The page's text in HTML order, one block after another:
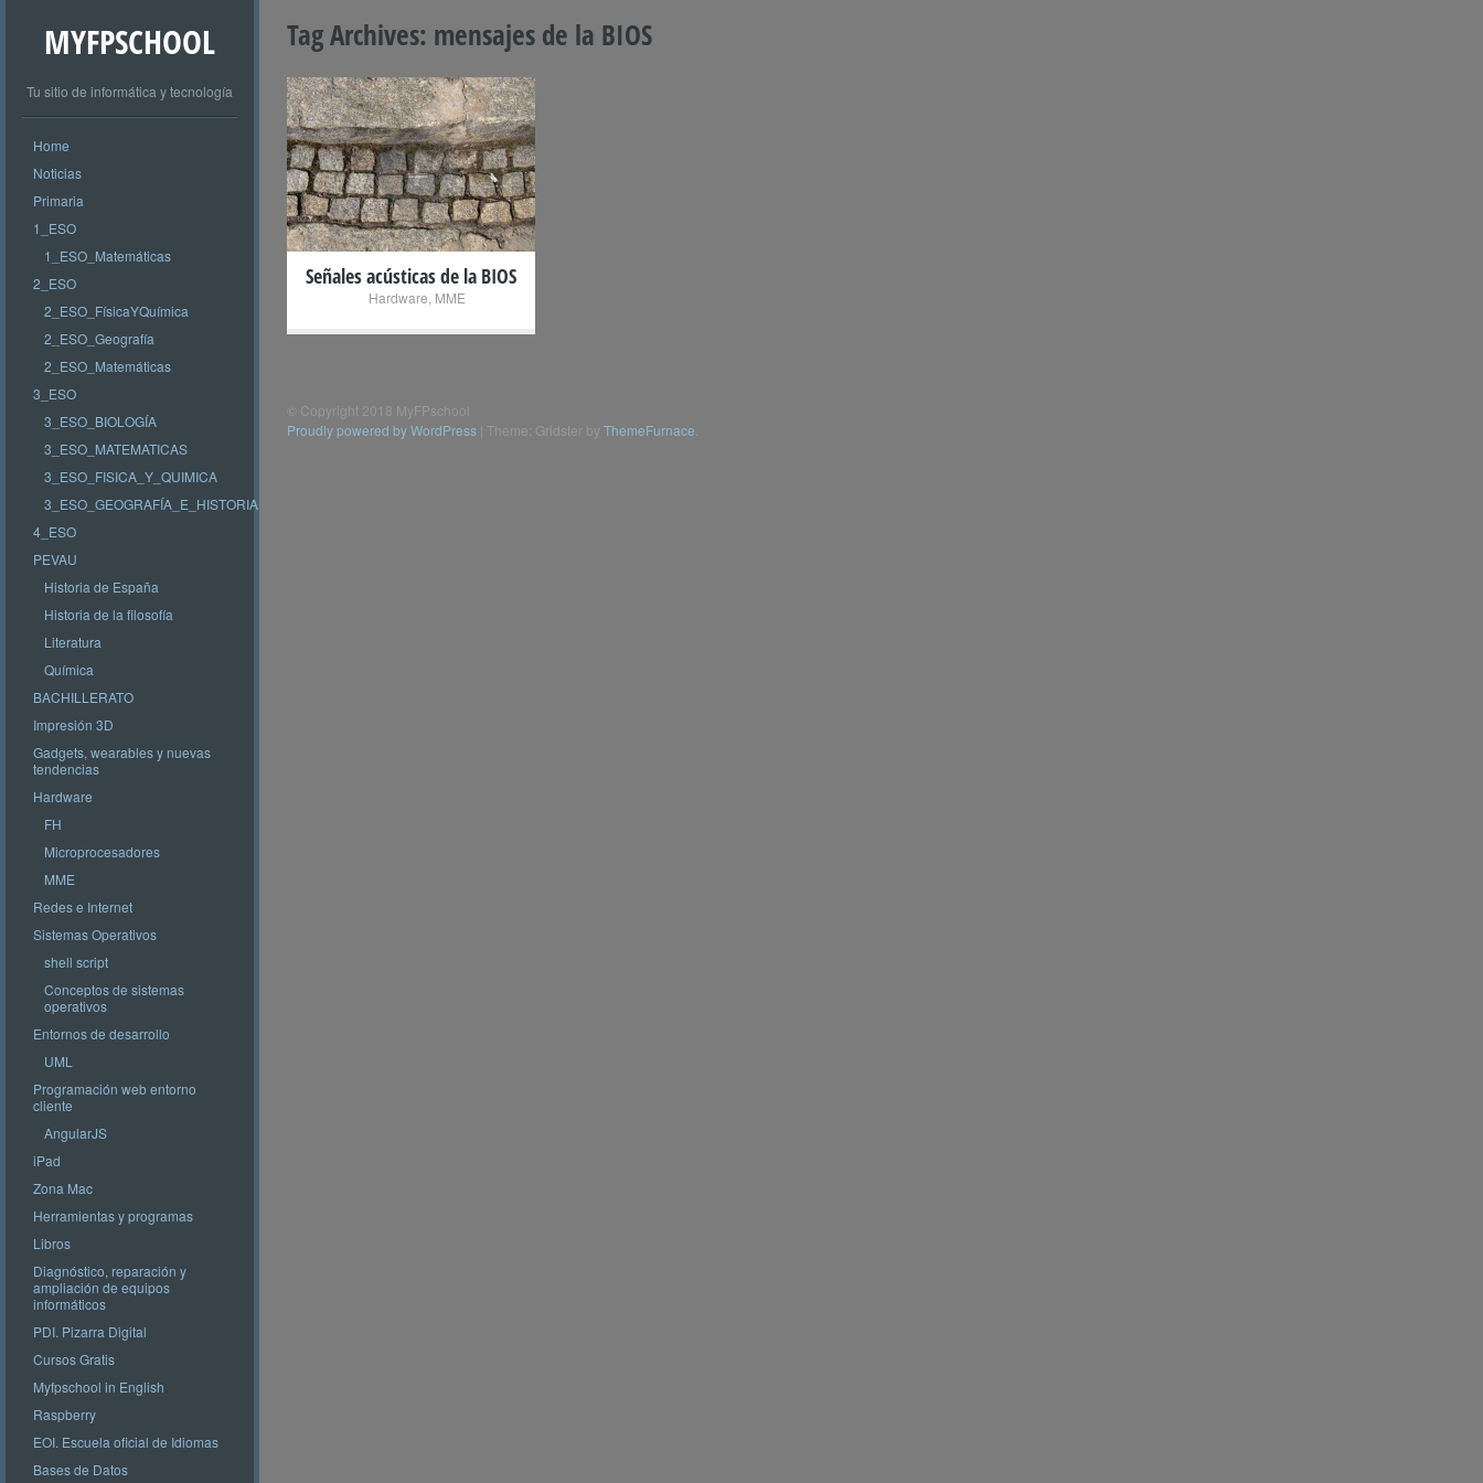
MYFPSCHOOL
Tu sitio de informática y tecnología
Home
Noticias
Primaria
1_ESO
1_ESO_Matemáticas
2_ESO
2_ESO_FísicaYQuímica
2_ESO_Geografía
2_ESO_Matemáticas
3_ESO
3_ESO_BIOLOGÍA
3_ESO_MATEMATICAS
3_ESO_FISICA_Y_QUIMICA
3_ESO_GEOGRAFÍA_E_HISTORIA
4_ESO
PEVAU
Historia de España
Historia de la filosofía
Literatura
Química
BACHILLERATO
Impresión 3D
Gadgets, wearables y nuevas
tendencias
Hardware
FH
Microprocesadores
MME
Redes e Internet
Sistemas Operativos
shell script
Conceptos de sistemas
operativos
Entornos de desarrollo
UML
Programación web entorno
cliente
AngularJS
iPad
Zona Mac
Herramientas y programas
Libros
Diagnóstico, reparación y
ampliación de equipos
informáticos
PDI. Pizarra Digital
Cursos Gratis
Myfpschool in English
Raspberry
EOI. Escuela oficial de Idiomas
Bases de Datos
Tag Archives: mensajes de la BIOS
+
Señales acústicas de la BIOS
Hardware MME
© Copyright 2018 MyFPschool
Proudly powered by WordPress Theme: Gridster by ThemeFurnace